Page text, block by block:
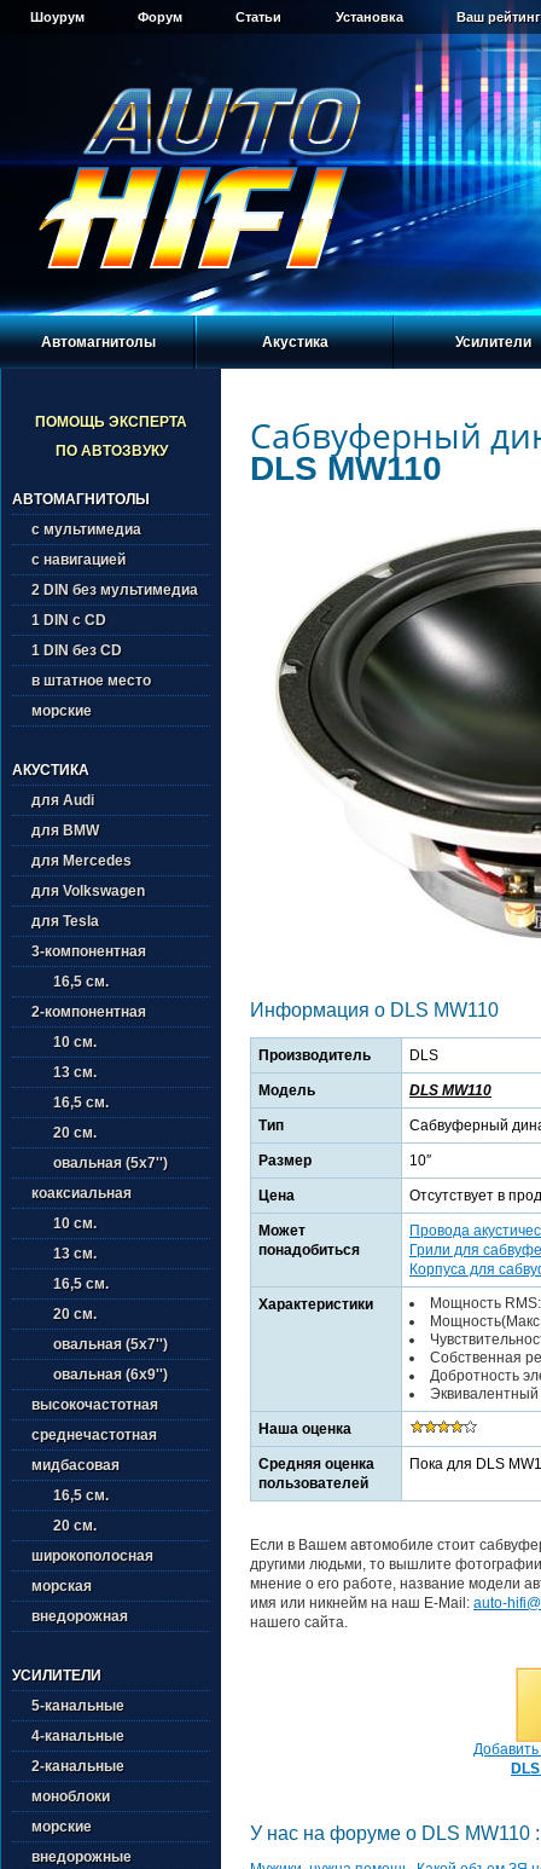
Шоурум Форум Статьи Установка Ваш
Автомагнитолы Акустика Усилители
ПОМОЩЬ ЭКСПЕРТА
ПО АВТОЗВУКУ
АВТОМАГНИТОЛЫ
с мультимедиа
с навигацией
2 DIN без мультимедиа
1 DIN с CD
1 DIN без CD
в штатное место
морские
АКУСТИКА
для Audi
для BMW
для Mercedes
для Volkswagen
для Tesla
3-компонентная
16,5 см.
2-компонентная
10 см.
13 см.
16,5 см.
20 см.
овальная (5х7'')
коаксиальная
10 см.
13 см.
16,5 см.
20 см.
овальная (5х7'')
овальная (6х9'')
высокочастотная
среднечастотная
мидбасовая
16,5 см.
20 см.
широкополосная
морская
внедорожная
УСИЛИТЕЛИ
5-канальные
4-канальные
2-канальные
моноблоки
морские
внедорожные
Сабвуферный
DLS MW110
Информация о DLS MW110
Производитель DLS
Модель DLS MW110
Тип Сабвуферный
Размер 10″
Цена Отсутствует в
Может
понадобиться
Провода
Грили для
Корпуса для
Характеристики
Мощность
Собственная
Добротность
Наша оценка
Средняя оценка
пользователей
Пока для DLS
Если в Вашем автомобиле стоит
другими людьми, то вышлите
мнение о его работе, название модели
имя или никнейм на наш E-Mail: auto-
нашего сайта.
У нас на форуме о DLS MW110 :